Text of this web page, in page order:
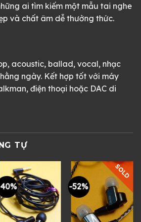
ai tìm kiếm một mẫu tai nghe
và chất âm dễ thưởng thức.
acoustic, ballad, vocal, nhạc
ngày. Kết hợp tốt với máy
điện thoại hoặc DAC di
TỰ
-52%
SOLD